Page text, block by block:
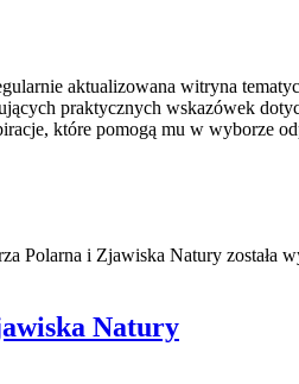
aktualizowana witryna
praktycznych wskazówek
które pomogą mu w wyborze
Polarna i Zjawiska Natury została
Natury